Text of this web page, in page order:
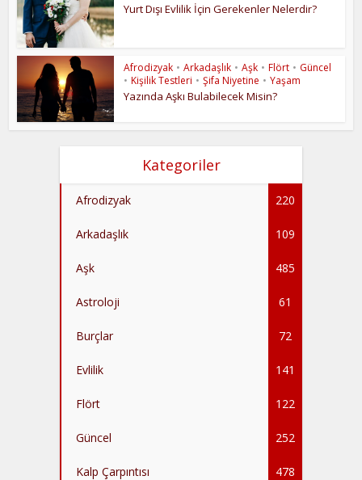
Yurt Dışı Evlilik İçin Gerekenler Nelerdir?
Afrodizyak • Arkadaşlık • Aşk • Flört • Güncel
• Kişilik Testleri • Şifa Niyetine • Yaşam
Yazında Aşkı Bulabilecek Misin?
Kategoriler
Afrodizyak 220
Arkadaşlık 109
Aşk 485
Astroloji 61
Burçlar 72
Evlilik 141
Flört 122
Güncel 252
Kalp Çarpıntısı 478